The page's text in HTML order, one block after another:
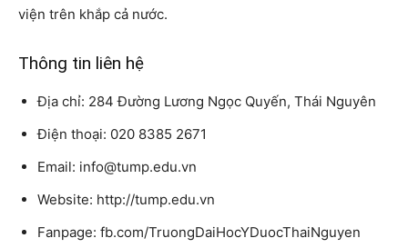
viện trên khắp cả nước.
Thông tin liên hệ
Địa chỉ: 284 Đường Lương Ngọc Quyến, Thái Nguyên
Điện thoại: 020 8385 2671
Email: info@tump.edu.vn
Website: http://tump.edu.vn
Fanpage: fb.com/TruongDaiHocYDuocThaiNguyen